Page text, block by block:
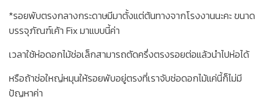
*รอยพับตรงกลางกระดาษมีมาตั้งแต่ต้นทางจากโรงงานนะคะ ขนาด
บรรจุภัณฑ์เค้า Fix มาแบบนี้ค่า
เวลาใช้ห่อดอกไม้ช่อเล็กสามารถตัดครึ่งตรงรอยต่อแล้วนำไปห่อได้
หรือถ้าช่อใหญ่หมุนให้รอยพับอยู่ตรงที่เราจับช่อดอกไม้แค่นี้ก็ไม่มี
ปัญหาค่า